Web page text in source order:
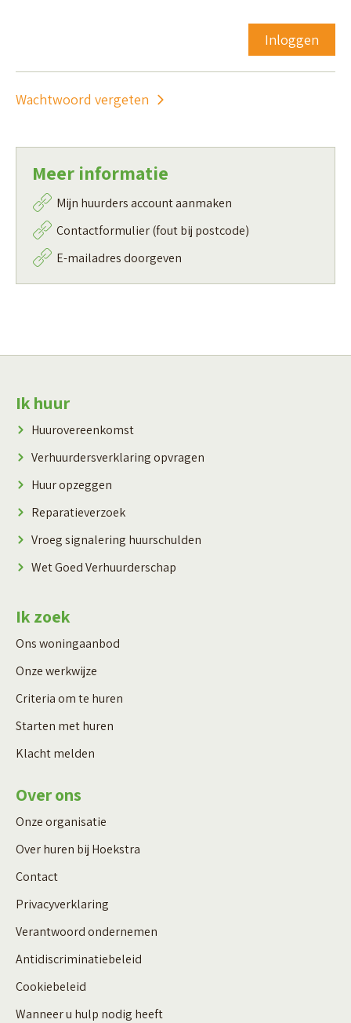
Inloggen
Wachtwoord vergeten
Meer informatie
Mijn huurders account aanmaken
Contactformulier (fout bij postcode)
E-mailadres doorgeven
Contactinformatie
Ik huur
Huurovereenkomst
Verhuurdersverklaring opvragen
Huur opzeggen
Reparatieverzoek
Vroeg signalering huurschulden
Wet Goed Verhuurderschap
Ik zoek
Ons woningaanbod
Onze werkwijze
Criteria om te huren
Starten met huren
Klacht melden
Over ons
Onze organisatie
Over huren bij Hoekstra
Contact
Privacyverklaring
Verantwoord ondernemen
Antidiscriminatiebeleid
Cookiebeleid
Wanneer u hulp nodig heeft